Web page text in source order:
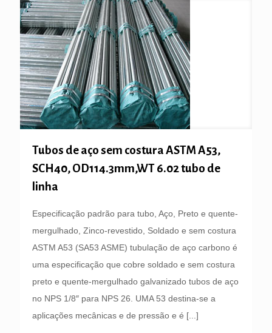
Tubos de aço sem costura ASTM A53,
SCH40, OD114.3mm,WT 6.02 tubo de
linha
Especificação padrão para tubo, Aço, Preto e quente-
mergulhado, Zinco-revestido, Soldado e sem costura
ASTM A53 (SA53 ASME) tubulação de aço carbono é
uma especificação que cobre soldado e sem costura
preto e quente-mergulhado galvanizado tubos de aço
no NPS 1/8″ para NPS 26. UMA 53 destina-se a
aplicações mecânicas e de pressão e é [...]